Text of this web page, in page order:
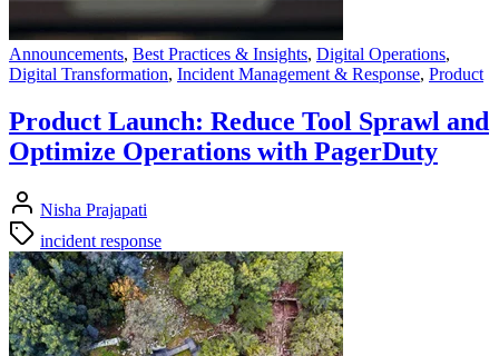
Announcements, Best Practices & Insights, Digital Operations,
Digital Transformation, Incident Management & Response, Product
Product Launch: Reduce Tool Sprawl and
Optimize Operations with PagerDuty
Nisha Prajapati
incident response